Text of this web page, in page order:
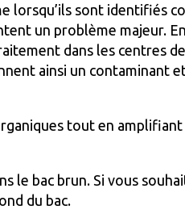
lorsqu’ils sont identifiés
un problème majeur.
dans les centres
ainsi un contaminant
tout en amplifiant
le bac brun. Si vous
du bac.